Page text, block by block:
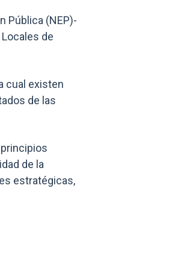
Pública (NEP)-
de
cual existen
de las
de la
estratégicas,